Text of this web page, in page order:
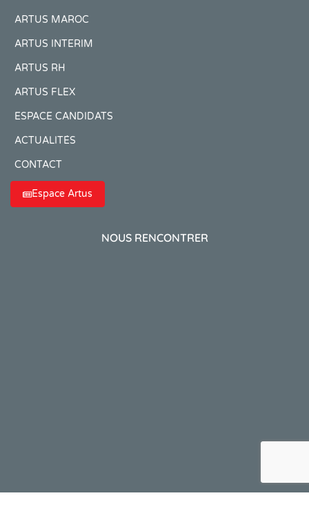
ARTUS MAROC
ARTUS INTERIM
ARTUS RH
ARTUS FLEX
ESPACE CANDIDATS
ACTUALITÉS
CONTACT
Espace Artus
NOUS RENCONTRER